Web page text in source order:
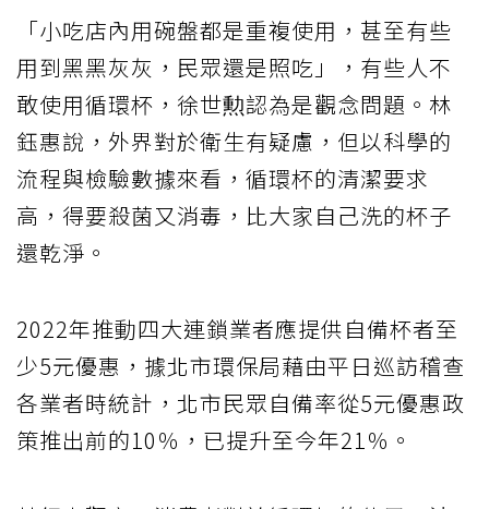
「小吃店內用碗盤都是重複使用，甚至有些
用到黑黑灰灰，民眾還是照吃」，有些人不
敢使用循環杯，徐世勲認為是觀念問題。林
鈺惠說，外界對於衛生有疑慮，但以科學的
流程與檢驗數據來看，循環杯的清潔要求
高，得要殺菌又消毒，比大家自己洗的杯子
還乾淨。
2022年推動四大連鎖業者應提供自備杯者至
少5元優惠，據北市環保局藉由平日巡訪稽查
各業者時統計，北市民眾自備率從5元優惠政
策推出前的10％，已提升至今年21％。